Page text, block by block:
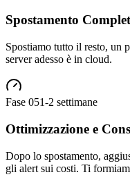
Spostamento
Spostiamo tutto il resto, un
server adesso è in cloud.
Fase 051-2 settimane
Ottimizzazione e
Dopo lo spostamento,
gli alert sui costi. Ti